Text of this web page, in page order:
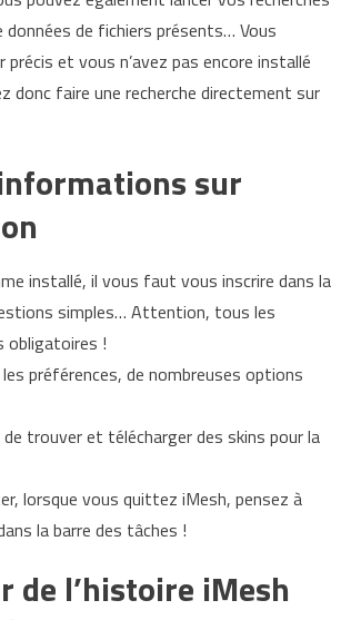
de fichiers présents… Vous
précis et vous n’avez pas encore installé
donc faire une recherche directement sur
sur
installé, il vous faut vous inscrire dans la
simples… Attention, tous les
obligatoires !
préférences, de nombreuses options
trouver et télécharger des skins pour la
lorsque vous quittez iMesh, pensez à
la barre des tâches !
de l’histoire iMesh